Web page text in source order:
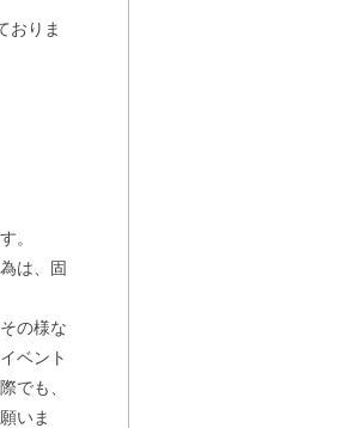
おりま
。
は、固
の様な
ベント
でも、
いま